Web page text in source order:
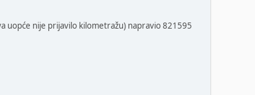
uopće nije prijavilo kilometražu) napravio 821595